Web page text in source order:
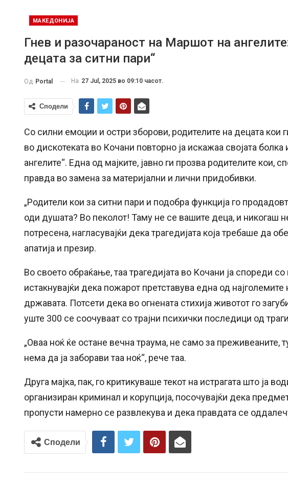
МАКЕДОНИЈА
Гнев и разочараност на Маршот на
децата за ситни пари“
Од Portal На 27 Jul, 2025 во 09:10 часот.
Сподели
Со силни емоции и остри зборови, родителите на децата кои
во дискотеката во Кочани повторно ја искажаа својата
ангелите“. Една од мајките, јавно ги прозва родителите кои,
правда во замена за материјални и лични придобивки.
„Родители кои за ситни пари и подобра функција го
оди душата? Во пеколот! Таму не се вашите деца, и никогаш
потресена, нагласувајќи дека трагедијата која требаше да
апатија и презир.
Во своето обраќање, таа трагедијата во Кочани ја спореди
истакнувајќи дека пожарот претставува една од
државата. Потсети дека во огнената стихија животот го
уште 300 се соочуваат со трајни психички последици од
„Оваа ноќ ќе остане вечна траума, не само за преживеаните,
нема да ја заборави таа ноќ“, рече таа.
Друга мајка, пак, го критикуваше текот на истрагата што ја
организиран криминал и корупција, посочувајќи дека
пропусти намерно се развлекува и дека правдата се
Сподели